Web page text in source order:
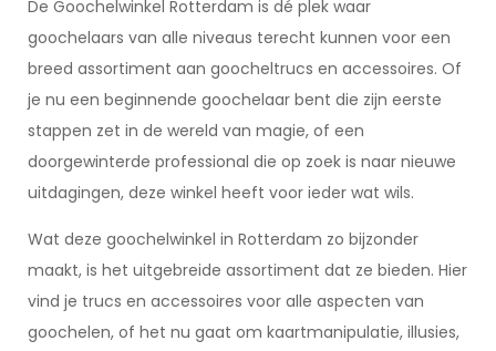
De Goochelwinkel Rotterdam is dé plek waar
goochelaars van alle niveaus terecht kunnen voor een
breed assortiment aan goocheltrucs en accessoires. Of
je nu een beginnende goochelaar bent die zijn eerste
stappen zet in de wereld van magie, of een
doorgewinterde professional die op zoek is naar nieuwe
uitdagingen, deze winkel heeft voor ieder wat wils.
Wat deze goochelwinkel in Rotterdam zo bijzonder
maakt, is het uitgebreide assortiment dat ze bieden. Hier
vind je trucs en accessoires voor alle aspecten van
goochelen, of het nu gaat om kaartmanipulatie, illusies,